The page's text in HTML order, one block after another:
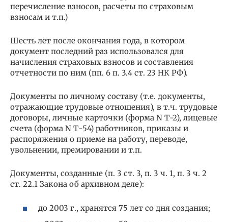
перечисление взносов, расчеты по страховым
взносам и т.п.)
Шесть лет после окончания года, в котором
документ последний раз использовался для
начисления страховых взносов и составления
отчетности по ним (пп. 6 п. 3.4 ст. 23 НК РФ).
Документы по личному составу (т.е. документы,
отражающие трудовые отношения), в т.ч. трудовые
договоры, личные карточки (форма N Т-2), лицевые
счета (форма N Т-54) работников, приказы и
распоряжения о приеме на работу, переводе,
увольнении, премировании и т.п.
Документы, созданные (п. 3 ст. 3, п. 3 ч. 1, п. 3 ч. 2
ст. 22.1 Закона об архивном деле):
до 2003 г., хранятся 75 лет со дня создания;